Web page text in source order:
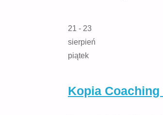
21 - 23
sierpień
piątek
Kopia